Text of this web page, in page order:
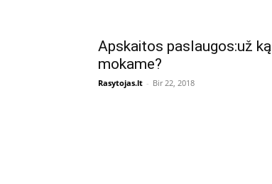
Apskaitos paslaugos:už ką
mokame?
Rasytojas.lt - Bir 22, 2018